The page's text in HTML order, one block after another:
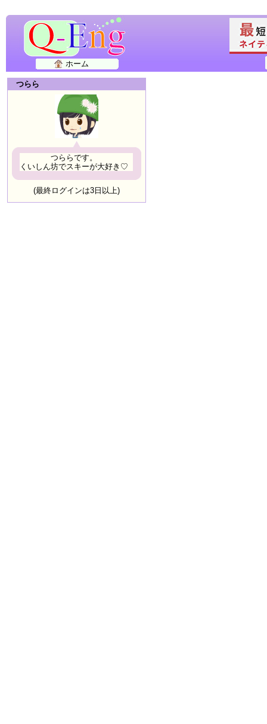
ホーム
つらら
つららです。
くいしん坊でスキーが大好き♡
(最終ログインは3日以上)